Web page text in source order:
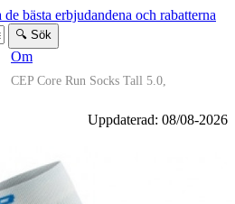
🔍 Sök
Om
CEP Core Run Socks Tall 5.0,
Uppdaterad: 08/08-2026